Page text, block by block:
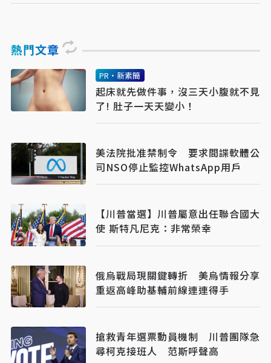
熱門文章
PR・新素簡
起床就先做件事，沒三天小腹就不見
了! 肚子一天天變小！
美法院批准禁制令 要求間諜軟體公
司NSO停止監控WhatsApp用戶
【川普當選】川普屬意出任聯合國大
使 斯特凡尼克：非常榮幸
俄烏戰局現關鍵轉折 美烏情報分享
重返高峰助基輔前線連連得手
搶救青年選票動員機制 川普團隊急
尋柯克接班人 范斯呼聲高